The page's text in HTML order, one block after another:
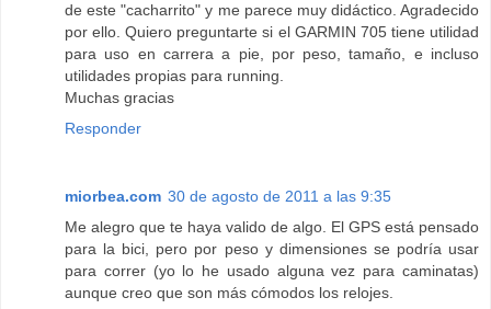
de este "cacharrito" y me parece muy didáctico. Agradecido
por ello. Quiero preguntarte si el GARMIN 705 tiene utilidad
para uso en carrera a pie, por peso, tamaño, e incluso
utilidades propias para running.
Muchas gracias
Responder
miorbea.com 30 de agosto de 2011 a las 9:35
Me alegro que te haya valido de algo. El GPS está pensado
para la bici, pero por peso y dimensiones se podría usar
para correr (yo lo he usado alguna vez para caminatas)
aunque creo que son más cómodos los relojes.